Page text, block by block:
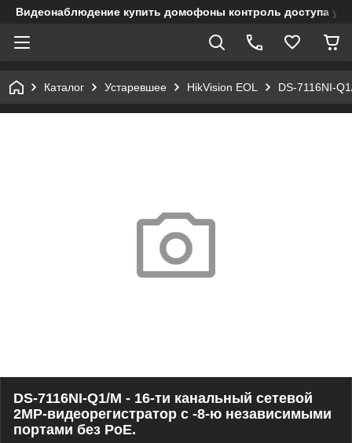
Видеонаблюдение купить домофоны контроль доступа
Каталог Устаревшее HikVision EOL DS-7116NI-
DS-7116NI-Q1/M - 16-ти канальный сетевой
2MP-видеорегистратор с -8-ю независимыми
портами без PoE.